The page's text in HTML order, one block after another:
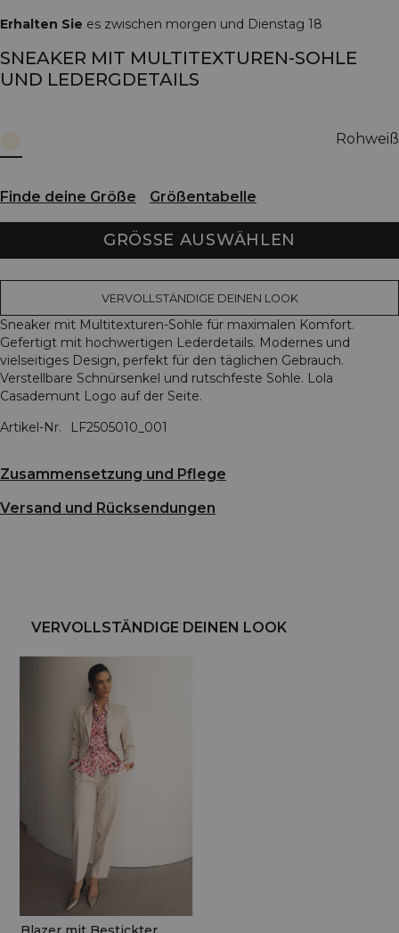
Erhalten Sie es zwischen morgen und Dienstag 18
SNEAKER MIT MULTITEXTUREN-SOHLE
UND LEDERGDETAILS
Rohweiß
Finde deine Größe Größentabelle
GRÖSSE AUSWÄHLEN
VERVOLLSTÄNDIGE DEINEN LOOK
Sneaker mit Multitexturen-Sohle für maximalen Komfort.
Gefertigt mit hochwertigen Lederdetails. Modernes und
vielseitiges Design, perfekt für den täglichen Gebrauch.
Verstellbare Schnürsenkel und rutschfeste Sohle. Lola
Casademunt Logo auf der Seite.
Artikel-Nr.
LF2505010_001
Zusammensetzung und Pflege
Versand und Rücksendungen
VERVOLLSTÄNDIGE DEINEN LOOK